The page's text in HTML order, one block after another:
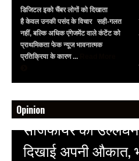
डिजिटल इको चैंबर लोगों को दिखाता
है केवल उनकी पसंद के विचार सही-गलत
नहीं, बल्कि अधिक एंगेजमेंट वाले कंटेंट को
प्राथमिकता फेक न्यूज भावनात्मक
प्रतिक्रिया के कारण ...
Opinion
HOT NEWS
अल्बर्ट हॉल पर